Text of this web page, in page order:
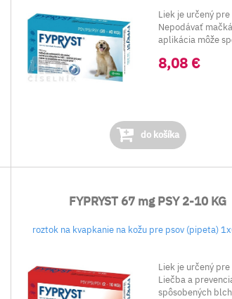
Liek je určený pre
Nepodávať
aplikácia môže
8,08 €
do košíka
FYPRYST 67 mg PSY 2-10 KG
roztok na kvapkanie na kožu pre psov (pipeta)
Liek je určený pre
Liečba a
spôsobených